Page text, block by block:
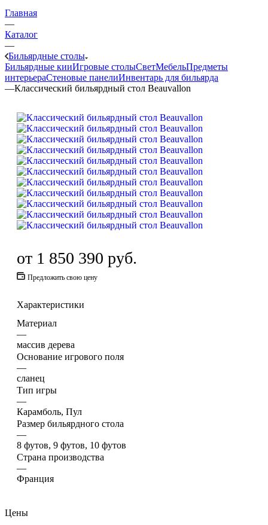
Главная
—
Каталог
—
Бильярдные столы
Бильярдные кииИгровые столыСветМебельПредметы
интерьераСтеновые панелиИнвентарь для бильярда
—Классический бильярдный стол Beauvallon
от 1 850 390 руб.
Предложить свою цену
Характеристики
Материал
—
массив дерева
Основание игрового поля
—
сланец
Тип игры
—
Карамболь, Пул
Размер бильярдного стола
—
8 футов, 9 футов, 10 футов
Страна производства
—
Франция
Цены